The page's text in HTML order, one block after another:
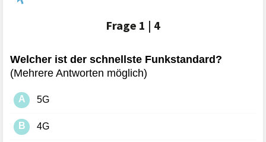
Frage 1 | 4